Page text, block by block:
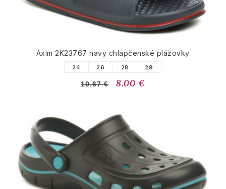
Axim 2K23767 navy chlapčenské plážovky
24 26 28 29
10.67 € 8.00 €